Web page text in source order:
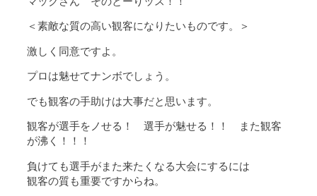
＜素敵な質の高い観客になりたいものです。＞
激しく同意ですよ。
プロは魅せてナンボでしょう。
でも観客の手助けは大事だと思います。
観客が選手をノせる！ 選手が魅せる！！ また観客
が沸く！！！
負けても選手がまた来たくなる大会にするには
観客の質も重要ですからね。